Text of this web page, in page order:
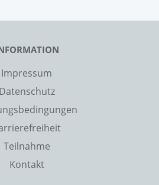
Impressum
Datenschutz
Teilnahme
Kontakt